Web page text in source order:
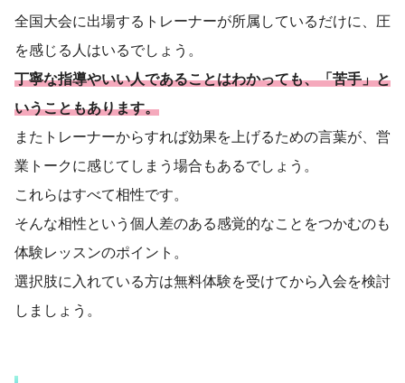
全国大会に出場するトレーナーが所属しているだけに、圧
を感じる人はいるでしょう。
丁寧な指導やいい人であることはわかっても、「苦手」と
いうこともあります。
またトレーナーからすれば効果を上げるための言葉が、営
業トークに感じてしまう場合もあるでしょう。
これらはすべて相性です。
そんな相性という個人差のある感覚的なことをつかむのも
体験レッスンのポイント。
選択肢に入れている方は無料体験を受けてから入会を検討
しましょう。